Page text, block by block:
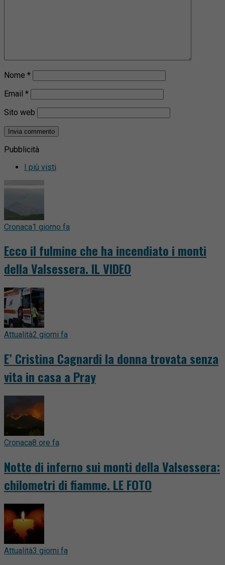
Nome *
Email *
Sito web
Pubblicità
I più visti
Cronaca1 giorno fa
Ecco il fulmine che ha incendiato i monti
della Valsessera. IL VIDEO
Attualità2 giorni fa
E’ Cristina Cagnardi la donna trovata senza
vita in casa a Pray
Cronaca8 ore fa
Notte di inferno sui monti della Valsessera:
chilometri di fiamme. LE FOTO
Attualità3 giorni fa